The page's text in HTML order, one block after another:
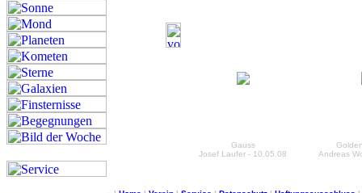
Gauss
Josef Laufer - 10.05.08
Andreas